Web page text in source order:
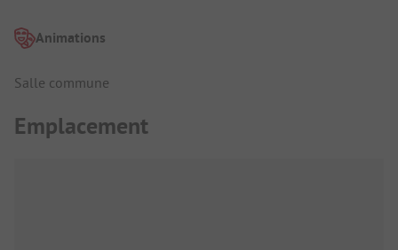
Animations
Salle commune
Emplacement